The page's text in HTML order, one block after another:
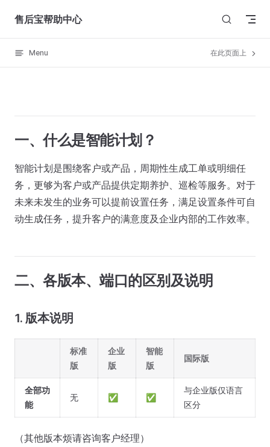
Skip to content
售后宝帮助中心
Menu 在此页面上
一、什么是智能计划？
智能计划是围绕客户或产品，周期性生成工单或明细任
务，更够为客户或产品提供定期养护、巡检等服务。对于
未来未发生的业务可以提前设置任务，满足设置条件可自
动生成任务，提升客户的满意度及企业内部的工作效率。
二、各版本、端口的区别及说明
1. 版本说明
标准
版
企业
版
智能
版
国际版
全部功
能
无 ✅ ✅
与企业版仅语言
区分
（其他版本烦请咨询客户经理）